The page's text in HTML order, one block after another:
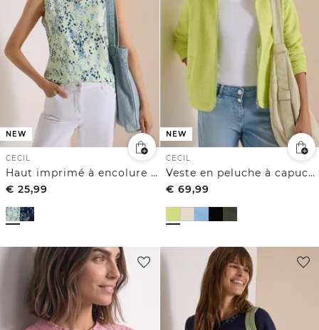
NEW
CECIL
Haut imprimé à encolure en V arrondie
€ 25,99
NEW
CECIL
Veste en peluche à capuche, couleur unie
€ 69,99